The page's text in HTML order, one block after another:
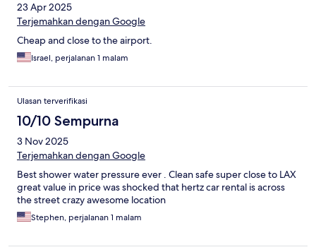
23 Apr 2025
Terjemahkan dengan Google
Cheap and close to the airport.
Israel, perjalanan 1 malam
Ulasan terverifikasi
10/10 Sempurna
3 Nov 2025
Terjemahkan dengan Google
Best shower water pressure ever . Clean safe super close to LAX
great value in price was shocked that hertz car rental is across
the street crazy awesome location
Stephen, perjalanan 1 malam